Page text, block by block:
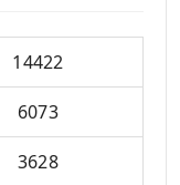
14422
6073
3628